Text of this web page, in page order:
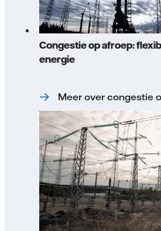
Congestie op afroep:
energie
Meer over congestie